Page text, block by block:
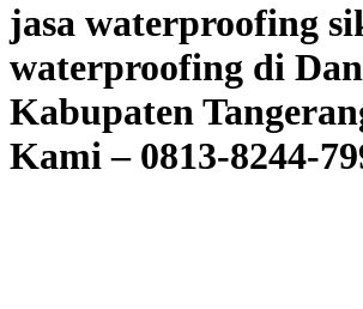
jasa waterproofing
waterproofing di
Kabupaten
Kami – 0813-8244-